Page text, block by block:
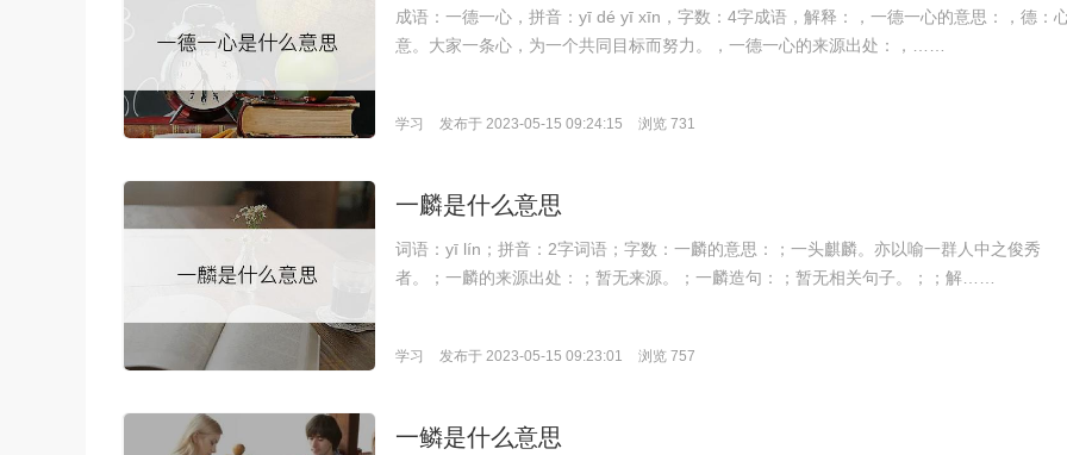
成语：一德一心，拼音：yī dé yī xīn，字数：4字成语，解释：，一德一心的意思：，德：
意。大家一条心，为一个共同目标而努力。，一德一心的来源出处：，……
学习 发布于 2023-05-15 09:24:15 浏览 731
一麟是什么意思
词语：yī lín；拼音：2字词语；字数：一麟的意思：；一头麒麟。亦以喻一群人中之俊秀
者。；一麟的来源出处：；暂无来源。；一麟造句：；暂无相关句子。；；解……
学习 发布于 2023-05-15 09:23:01 浏览 757
一鳞是什么意思